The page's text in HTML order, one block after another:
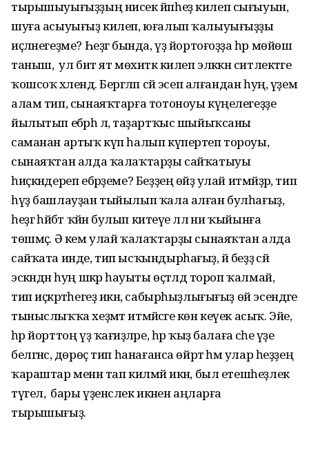
тырышыуығыҙҙың нисек йәпһеҙ килеп сығыуын,
шуға асыуығыҙ килеп, юғалып ҡалыуығыҙҙы
иҫләнегеҙме? Һеҙгә бында, үҙ йортоғоҙҙа һәр мөйөш
таныш, ә ул бит ят мөхиткә килеп эләккән ситлектәге
ҡошсоҡ хәлендә. Бергәләп сәй эсеп алғандан һуң, үҙем
алам тип, сынаяҡ­тарға тотоноуы күңелегеҙҙе
йылытып ебәрһә лә, таҙартҡыс шыйыҡсаны
саманан артыҡ күп һалып күпертеп тороуы,
сынаяҡтан алда ҡалаҡтарҙы сайҡатыуы
һиҫкәндереп ебәрҙеме? Беҙҙең өйҙә улай итмәйҙәр, тип
һүҙ башлауҙан тыйылып ҡала алған бул­һағыҙ,
һеҙгә һәйбәт ҡәйнә булып китеүе әллә ни ҡыйынға
төшмәҫ. Ә кем улай ҡалаҡтарҙы сынаяҡтан алда
сай­ҡата инде, тип ысҡындырһағыҙ, йә беҙҙә сәй
эскәндән һуң шәкәр һауыты өҫтәлдә тороп ҡалмай,
тип иҫкәртә­һегеҙ икән, сабырһыҙлығығыҙ өй эсендәге
тыныслыҡҡа хеҙмәт ит­мәйәсәге көн кеүек асыҡ. Эйе,
һәр йорттоң үҙ ҡағиҙәләре, һәр ҡыҙ балаға әсәһе үҙе
белгәнсә, дөрөҫ тип һана­ғанса өйрәтә һәм улар һеҙҙең
ҡараштар менән тап килмәй икән, был етешһеҙлек
түгел, ә бары үҙенсәлек икәнен аңларға
тырышығыҙ.